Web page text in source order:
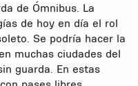
de Ómnibus. La
de hoy en día el rol
Se podría hacer la
muchas ciudades del
guarda. En estas